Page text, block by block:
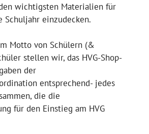
wichtigsten Materialien für
Schuljahr einzudecken.
Motto von Schülern (&
stellen wir, das HVG-Shop-
der
entsprechend- jedes
die die
für den Einstieg am HVG